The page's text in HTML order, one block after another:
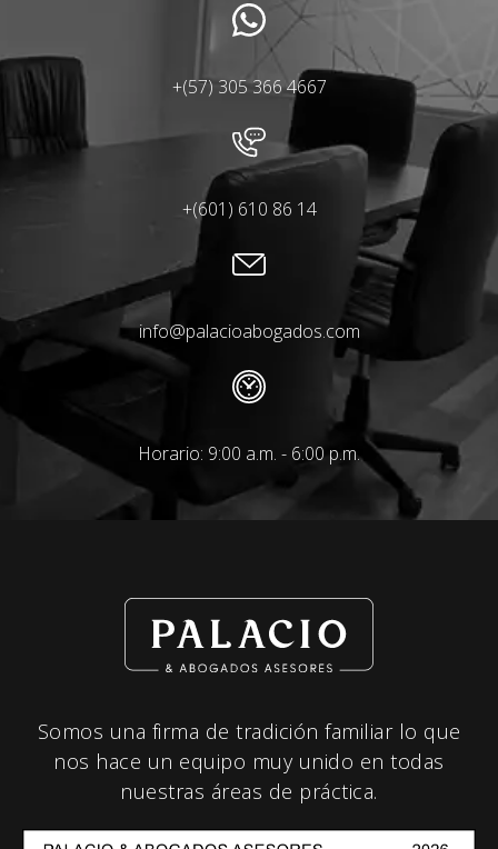
+(57) 305 366 4667
+(601) 610 86 14
info@palacioabogados.com
Horario: 9:00 a.m. - 6:00 p.m.
Somos una firma de tradición familiar lo que
nos hace un equipo muy unido en todas
nuestras áreas de práctica.